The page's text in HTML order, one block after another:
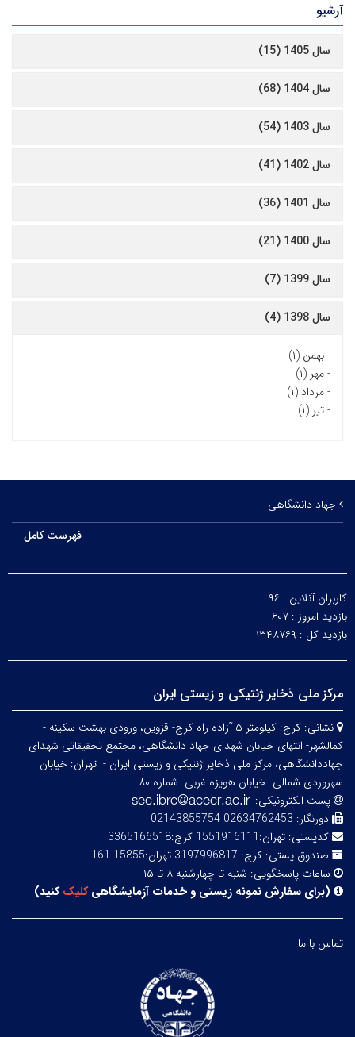
آرشیو
سال 1405 (15)
سال 1404 (68)
سال 1403 (54)
سال 1402 (41)
سال 1401 (36)
سال 1400 (21)
سال 1399 (7)
سال 1398 (4)
-بهمن (۱)
-مهر (۱)
-مرداد (۱)
-تیر (۱)
جهاد دانشگاهی
فهرست کامل
کاربران آنلاین : ۹۶
بازدید امروز : ۶۰۷
بازدید کل : ۱۳۴۸۷۶۹
مرکز ملی ذخایر ژنتیکی و زیستی ایران
نشانی:
کرج: کیلومتر ۵ آزاده راه کرج- قزوین، ورودی بهشت سکینه -
کمالشهر- انتهای خیابان شهدای جهاد دانشگاهی، مجتمع تحقیقاتی شهدای
جهاددانشگاهی، مرکز ملی ذخایر ژنتیکی و زیستی ایران - تهران: خیابان
سهروردی شمالی- خیابان هویزه غربی- شماره ۸۰
پست الکترونیکی:
دورنگار: 02634762453 02143855754
کدپستی: تهران:1551916111 کرج:3365166518
صندوق پستی: کرج: 3197996817 تهران:15855-161
ساعات پاسخگویی: شنبه تا چهارشنبه ۸ تا ۱۵
(برای سفارش نمونه زیستی و خدمات آزمایشگاهیکلیککنید)
تماس با ما